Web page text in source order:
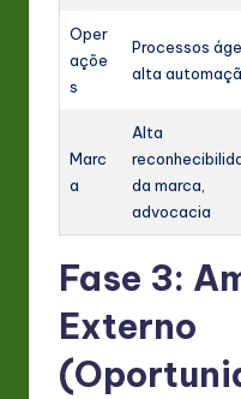
Oper
açõe
s
Processos
alta
Marc
a
Alta
da marca,
advocacia
Fase 3:
Externo